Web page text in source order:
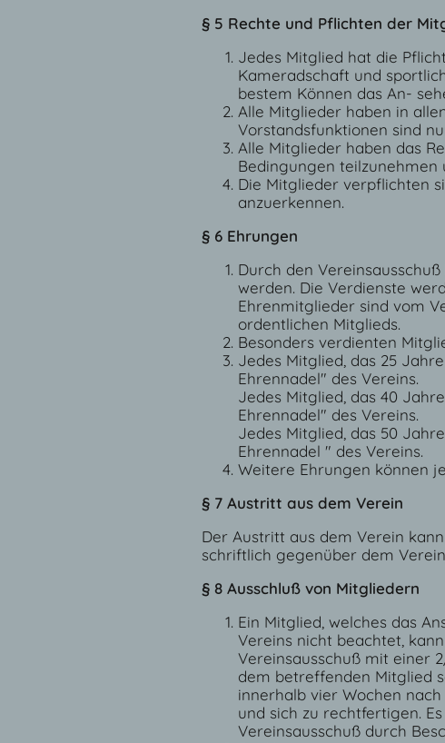
§ 5 Rechte und Pflichten der
Jedes Mitglied hat die
Kameradschaft und
bestem Können das An-
Alle Mitglieder haben in
Vorstandsfunktionen sind
Alle Mitglieder haben das
Bedingungen teilzunehmen
Die Mitglieder verpflichten
anzuerkennen.
§ 6 Ehrungen
Durch den
werden. Die Verdienste
Ehrenmitglieder sind vom
ordentlichen Mitglieds.
Besonders verdienten
Jedes Mitglied, das 25
Ehrennadel" des Vereins.
Jedes Mitglied, das 40
Ehrennadel" des Vereins.
Jedes Mitglied, das 50
Ehrennadel " des Vereins.
Weitere Ehrungen können
§ 7 Austritt aus dem Verein
Der Austritt aus dem Verein
schriftlich gegenüber dem
§ 8 Ausschluß von Mitgliedern
Ein Mitglied, welches das
Vereins nicht beachtet,
Vereinsausschuß mit einer
dem betreffenden Mitglied
innerhalb vier Wochen
und sich zu rechtfertigen.
Vereinsausschuß durch